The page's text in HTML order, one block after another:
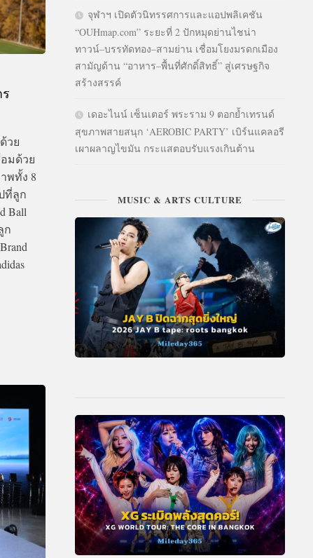
วย
มด้วย
พทั้ง 8
ที่ลูก
Ball
ก
จุฬาฯ เปิดตัวนิทรรศการและแอปพลิเคชัน
“OUHmap.com” ระยะที่ 2 ปักหมุดย่านไชน่า
ทาวน์–บรรทัดทอง–สามย่าน เชื่อมโยงมรดกเมือง
สามัญด้าน “อาหาร–พื้นที่ศักดิ์สิทธิ์” สู่เศรษฐกิจ
สร้างสรรค์
เดอะไนน์ เซ็นเตอร์ พระราม 9 ตอกย้ำเทรนด์
สุขภาพสายสนุก ‘AEROBIC PARTY’ เบิร์นแคลอรี
เผาผลาญไขมัน กระแสตอบรับแรงเกินต้าน
MUSIC & ARTS CULTURE